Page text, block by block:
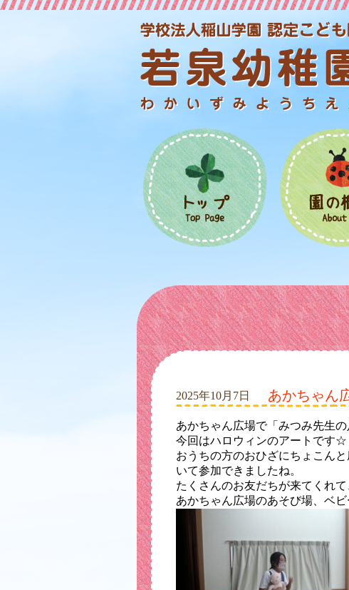
2025年10月7日 あかちゃん
あかちゃん広場で「みつみ先生
今回はハロウィンのアートです☆
おうちの方のおひざにちょこん
いて参加できましたね。
たくさんのお友だちが来てくれ
あかちゃん広場のあそび場、ベ